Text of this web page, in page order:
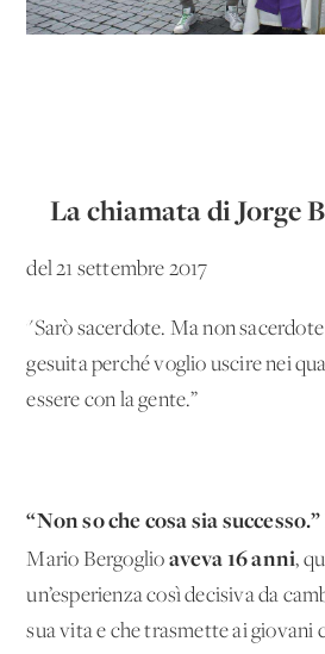
La chiamata di Jorge
del 21 settembre 2017
"Sarò sacerdote. Ma non
gesuita perché voglio uscire nei
essere con la gente.”
“Non so che cosa sia successo.”
Mario Bergoglio aveva 16 anni,
un’esperienza così decisiva da
sua vita e che trasmette ai giovani